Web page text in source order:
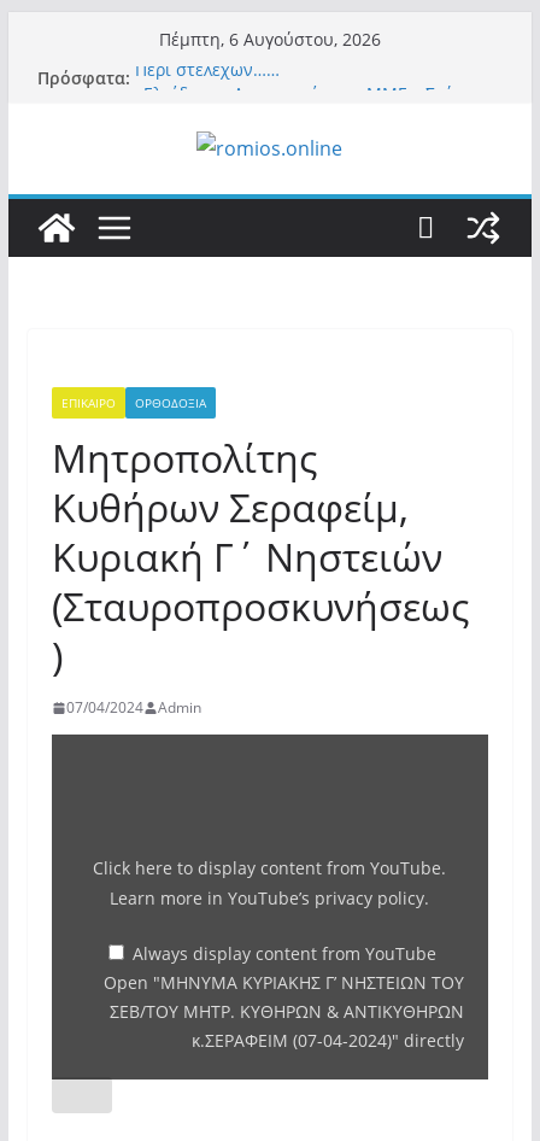
περιεχόμενο
Πέμπτη, 6 Αυγούστου, 2026
Πρόσφατα: Περί στελεχών……
το διεφθαρμένο σύστημα εξουσίας»
Κασιδιάρη – Οι ένοικοι του Μαξίμου σε
πανικό, πατριωτικό τσουνάμι σαρώνει την
«Έλληνες» η κυβέρνηση! (φωτο)
ΕΠΙΚΑΙΡΟ ΟΡΘΟΔΟΞΙΑ
Μητροπολίτης
Κυθήρων Σεραφείμ,
Κυριακή Γ΄ Νηστειών
(Σταυροπροσκυνήσεως
)
07/04/2024 Admin
ΝΗΣΤΕΙΩΝ
ΣΕΒ/
ΤΟΥ
ΜΗΤΡ. ΚΥΘΗΡΩΝ
&
ΑΝΤΙΚΥΘΗΡΩΝ
Click here to display content from YouTube.
Learn more inYouTube’s privacy policy.
Always display content from YouTube
Open "ΜΗΝΥΜΑ ΚΥΡΙΑΚΗΣ Γ’ ΝΗΣΤΕΙΩΝ ΤΟΥ
ΣΕΒ/ΤΟΥ ΜΗΤΡ. ΚΥΘΗΡΩΝ & ΑΝΤΙΚΥΘΗΡΩΝ
κ.ΣΕΡΑΦΕΙΜ (07-04-2024)" directly